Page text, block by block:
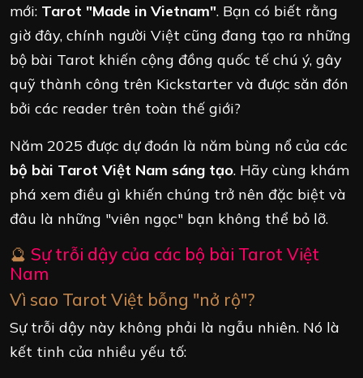
mới: Tarot "Made in Vietnam". Bạn có biết rằng
giờ đây, chính người Việt cũng đang tạo ra những
bộ bài Tarot khiến cộng đồng quốc tế chú ý, gây
quỹ thành công trên Kickstarter và được săn đón
bởi các reader trên toàn thế giới?
Năm 2025 được dự đoán là năm bùng nổ của các
bộ bài Tarot Việt Nam sáng tạo. Hãy cùng khám
phá xem điều gì khiến chúng trở nên đặc biệt và
đâu là những "viên ngọc" bạn không thể bỏ lỡ.
🔮 Sự trỗi dậy của các bộ bài Tarot Việt
Nam
Vì sao Tarot Việt bỗng "nở rộ"?
Sự trỗi dậy này không phải là ngẫu nhiên. Nó là
kết tinh của nhiều yếu tố: